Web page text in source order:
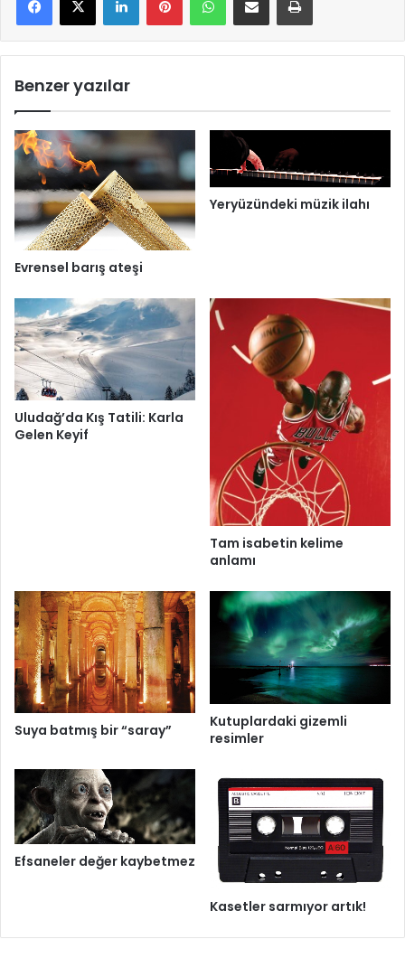
Benzer yazılar
Evrensel barış ateşi
Yeryüzündeki müzik ilahı
Uludağ’da Kış Tatili: Karla
Gelen Keyif
Tam isabetin kelime
anlamı
Suya batmış bir “saray”
Kutuplardaki gizemli
resimler
Efsaneler değer kaybetmez
Kasetler sarmıyor artık!